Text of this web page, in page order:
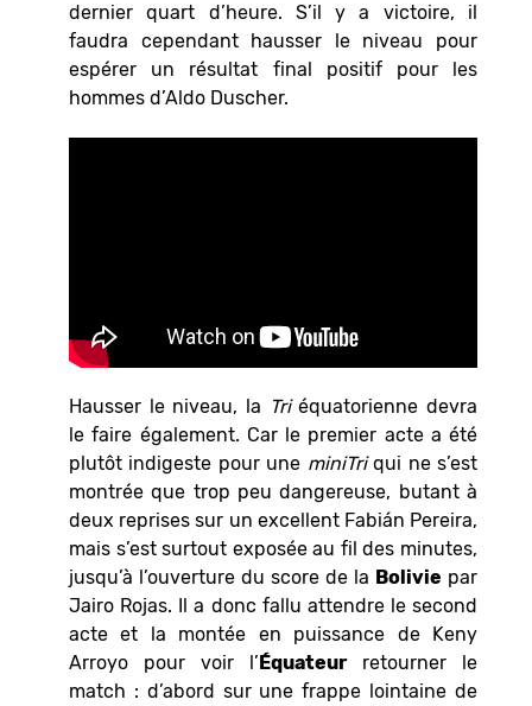
dernier quart d’heure. S’il y a victoire, il
faudra cependant hausser le niveau pour
espérer un résultat final positif pour les
hommes d’Aldo Duscher.
Hausser le niveau, la Triéquatorienne devra
le faire également. Car le premier acte a été
plutôt indigeste pour une miniTriqui ne s’est
montrée que trop peu dangereuse, butant à
deux reprises sur un excellent Fabián Pereira,
mais s’est surtout exposée au fil des minutes,
jusqu’à l’ouverture du score de la Bolivie par
Jairo Rojas. Il a donc fallu attendre le second
acte et la montée en puissance de Keny
Arroyo pour voir l’Équateurretourner le
match : d’abord sur une frappe lointaine de